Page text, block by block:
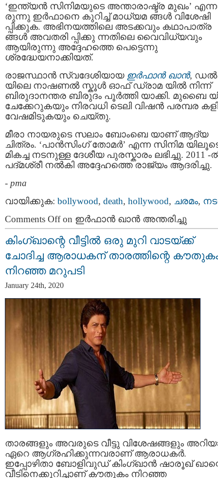
‘ഇന്ത്യൻ സിനിമയുടെ അന്താരാഷ്ട്ര മുഖം’
രുന്നു ഇർഫാനെ കുറിച്ച് മാധ്യമ ങ്ങള്‍ വിശേഷി
പ്പിക്കുക. അഭിനയത്തിലെ അടക്കവും കഥാപാത്ര
ങ്ങള്‍ അവതരി പ്പിക്കു ന്നതിലെ വൈവിധ്യവും
ആയിരുന്നു അദ്ദേഹത്തെ പെട്ടെന്നു
ശ്രദ്ധേയനാക്കിയത്.
രാജസ്ഥാന്‍ സ്വദേശിയായ ഇർഫാൻ ഖാൻ,
യിലെ നാഷണൽ സ്കൂൾ ഓഫ് ഡ്രാമ യിൽ നിന്ന്
ബിരുദാനന്തര ബിരുദം പൂർത്തി യാക്കി. മുബൈ
ചേക്കേറുകയും നിരവധി ടെലി വിഷൻ പരമ്പര
വേഷമിടുകയും ചെയ്തു.
മീരാ നായരുടെ സലാം ബോംബെ യാണ് ആദ്യ
ചിത്രം. ‘പാൻസിംഗ് തോമര്‍’ എന്ന സിനിമ
മികച്ച നടനുള്ള ദേശീയ പുരസ്കാരം ലഭിച്ചു. 2011 -
പദ്മശ്രീ നല്‍കി അദ്ദേഹത്തെ രാജ്യം ആദരിച്ചു.
- pma
വായിക്കുക: bollywood, death, hollywood, ചരമം,
Comments Offon ഇര്‍ഫാന്‍ ഖാന്‍ അന്തരിച്ചു
കിംഗ്ഖാന്റെ വീട്ടിൽ ഒരു മുറി വാടയ്ക്ക്
ചോദിച്ച ആരാധകന് താരത്തിന്റെ
നിറഞ്ഞ മറുപടി
January 24th, 2020
താരങ്ങളും അവരുടെ വീട്ടു വിശേഷങ്ങളും
ഏറെ ആഗ്രഹിക്കുന്നവരാണ് ആരാധകർ.
ഇപ്പോഴിതാ ബോളിവുഡ് കിംഗ്ഖാൻ ഷാരൂഖ്
വീടിനെക്കുറിച്ചാണ് കൗതുകം നിറഞ്ഞ